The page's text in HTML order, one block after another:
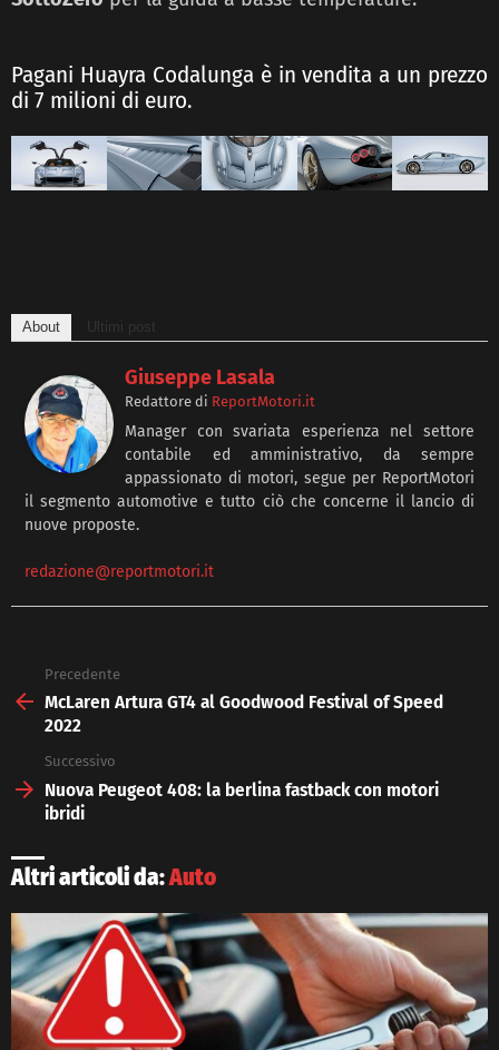
Pagani Huayra Codalunga è in vendita a un prezzo
di 7 milioni di euro.
About Ultimi post
Giuseppe Lasala
Redattore di ReportMotori.it
Manager con svariata esperienza nel settore
contabile ed amministrativo, da sempre
appassionato di motori, segue per ReportMotori
il segmento automotive e tutto ciò che concerne il lancio di
nuove proposte.
redazione@reportmotori.it
more
Precedente
McLaren Artura GT4 al Goodwood Festival of Speed
2022
Successivo
Nuova Peugeot 408: la berlina fastback con motori
ibridi
Altri articoli da:Auto